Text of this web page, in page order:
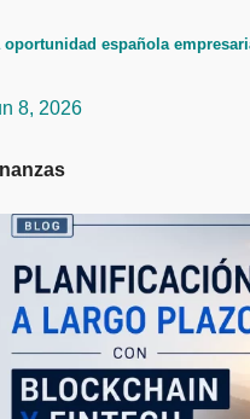
oportunidad española
8, 2026